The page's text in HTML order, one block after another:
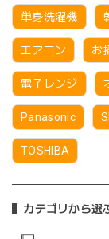
単身洗濯機
エアコン お
電子レンジ
Panasonic
TOSHIBA
カテゴリから選